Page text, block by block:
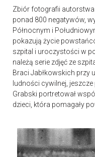
Zbiór fotografii
ponad 800 negatywów,
Północnym i
pokazują życie
szpital i uroczystości w
należą serie zdjęć ze
Braci Jabłkowskich przy
ludności cywilnej,
Grabski portretował
dzieci, która pomagały